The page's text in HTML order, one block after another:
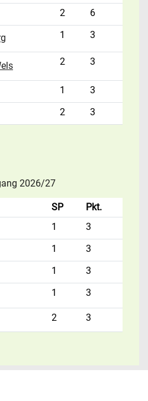
2
6
1 3
2 3
1
3
2 3
2026/27
SP
Pkt.
1
3
1
3
1
3
1 3
2 3